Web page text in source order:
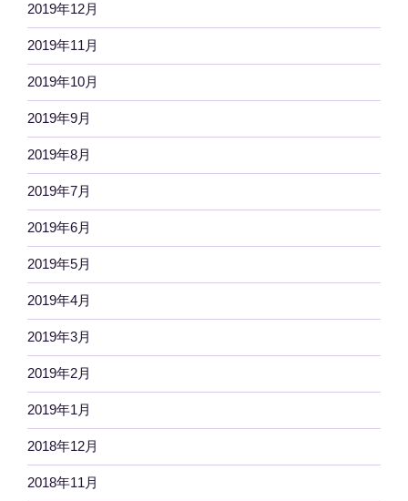
2019年12月
2019年11月
2019年10月
2019年9月
2019年8月
2019年7月
2019年6月
2019年5月
2019年4月
2019年3月
2019年2月
2019年1月
2018年12月
2018年11月